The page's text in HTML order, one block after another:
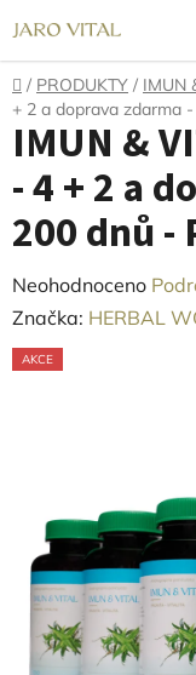
na
obsah
Domů
/ PRODUKTY / IMUN
+ 2 a doprava zdarma
IMUN &
- 4 + 2 a
200 dnů -
Průměrné
hodnocení
produktu
hvězdiček.
Neohodnoceno
Značka: HERBAL
AKCE